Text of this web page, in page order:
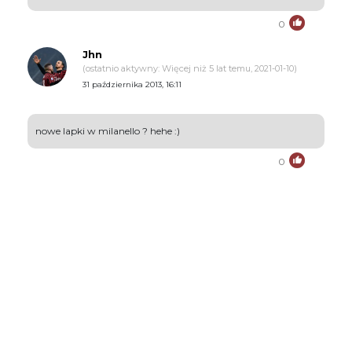
0
Jhn
(ostatnio aktywny: Więcej niż 5 lat temu, 2021-01-10)
31 października 2013, 16:11
nowe lapki w milanello ? hehe :)
0